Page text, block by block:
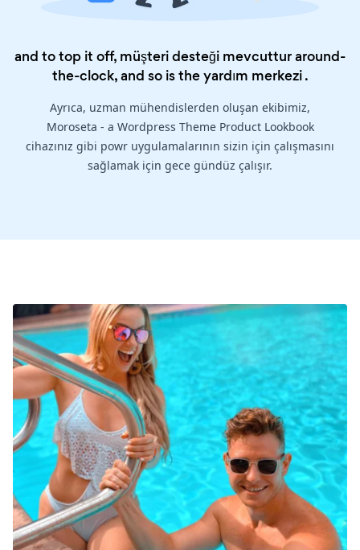
and to top it off, müşteri desteği mevcuttur around-
the-clock, and so is theyardım merkezi.
Ayrıca, uzman mühendislerden oluşan ekibimiz,
Moroseta - a Wordpress Theme Product Lookbook
cihazınız gibi powr uygulamalarının sizin için çalışmasını
sağlamak için gece gündüz çalışır.